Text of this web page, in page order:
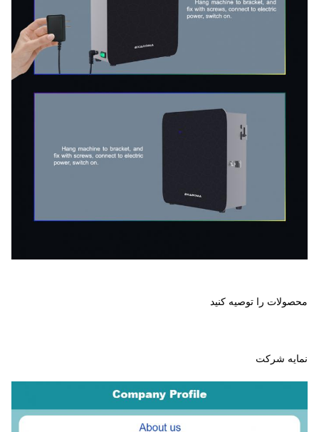
محصولات را توصیه کنید
نمایه شرکت